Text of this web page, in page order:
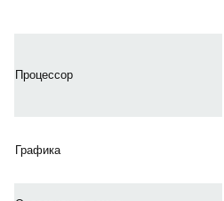
Процессор
Графика